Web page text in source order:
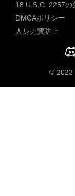
18 U.S.C. 2257の
DMCAポリシー
人身売買防止
© 2023